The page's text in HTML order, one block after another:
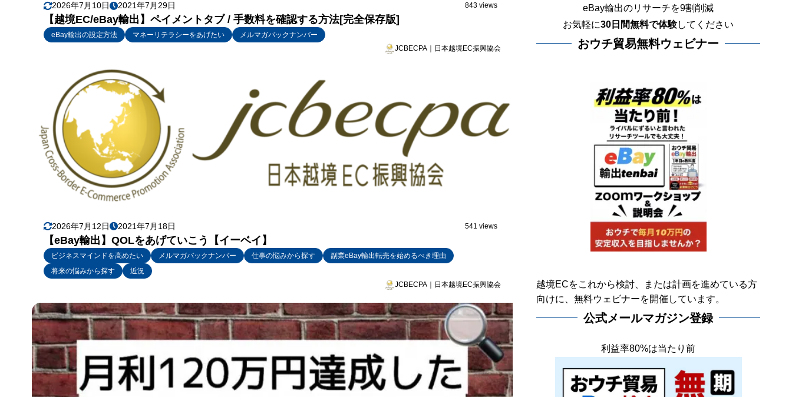
2026年7月10日 2021年7月29日 843 views
【越境EC/eBay輸出】ペイメントタブ / 手数料を確認する方法[完全保存版]
eBay輸出の設定方法 マネーリテラシーをあげたい
メルマガバックナンバー
JCBECPA｜日本越境EC振興協会
2026年7月12日 2021年7月18日 541 views
【eBay輸出】QOLをあげていこう【イーベイ】
ビジネスマインドを高めたい メルマガバックナンバー 仕事の悩みから探す
副業eBay輸出転売を始めるべき理由
将来の悩みから探す
近況
JCBECPA｜日本越境EC振興協会
eBay輸出のリサーチを9割削減
お気軽に30日間無料で体験してください
おウチ貿易無料ウェビナー
越境ECをこれから検討、または計画を進めている方
向けに、無料ウェビナーを開催しています。
公式メールマガジン登録
利益率80%は当たり前